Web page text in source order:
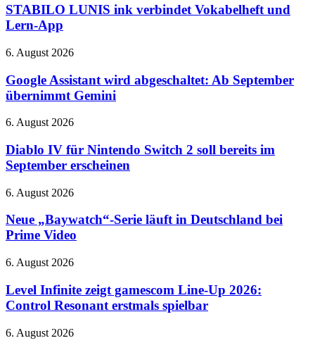
Grad-
Hotend
ink
verbindet
Vokabelheft
Lern-
STABILO LUNIS ink verbindet Vokabelheft und
Lern-App
Google
wird
abgeschaltet:
Ab
übernimmt
6. August 2026
Google Assistant wird abgeschaltet: Ab September
übernimmt Gemini
Diablo
für
Nintendo
Switch
soll
im
September
6. August 2026
Diablo IV für Nintendo Switch 2 soll bereits im
September erscheinen
Neue
Serie
läuft
in
bei
Video
6. August 2026
Neue „Baywatch“-Serie läuft in Deutschland bei
Prime Video
Level
zeigt
gamescom
Line-
2026:
6. August 2026
Level Infinite zeigt gamescom Line-Up 2026:
Control Resonant erstmals spielbar
Neues
6. August 2026